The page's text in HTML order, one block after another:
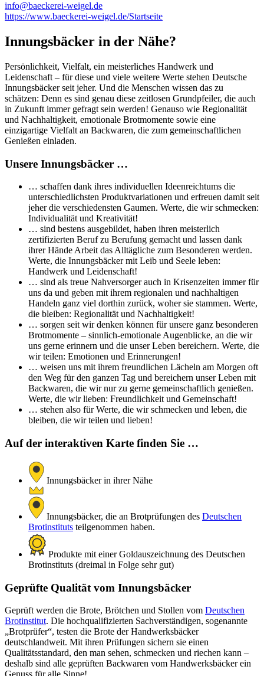
info@baeckerei-weigel.de
https://www.baeckerei-weigel.de/Startseite
Innungsbäcker in der Nähe?
Persönlichkeit, Vielfalt, ein meisterliches Handwerk und
Leidenschaft – für diese und viele weitere Werte stehen Deutsche
Innungsbäcker seit jeher. Und die Menschen wissen das zu
schätzen: Denn es sind genau diese zeitlosen Grundpfeiler, die auch
in Zukunft immer gefragt sein werden! Genauso wie Regionalität
und Nachhaltigkeit, emotionale Brotmomente sowie eine
einzigartige Vielfalt an Backwaren, die zum gemeinschaftlichen
Genießen einladen.
Unsere Innungsbäcker …
… schaffen dank ihres individuellen Ideenreichtums die
unterschiedlichsten Produktvariationen und erfreuen damit seit
jeher die verschiedensten Gaumen. Werte, die wir schmecken:
Individualität und Kreativität!
… sind bestens ausgebildet, haben ihren meisterlich
zertifizierten Beruf zu Berufung gemacht und lassen dank
ihrer Hände Arbeit das Alltägliche zum Besonderen werden.
Werte, die Innungsbäcker mit Leib und Seele leben:
Handwerk und Leidenschaft!
… sind als treue Nahversorger auch in Krisenzeiten immer für
uns da und geben mit ihrem regionalen und nachhaltigen
Handeln ganz viel dorthin zurück, woher sie stammen. Werte,
die bleiben: Regionalität und Nachhaltigkeit!
… sorgen seit wir denken können für unsere ganz besonderen
Brotmomente – sinnlich-emotionale Augenblicke, an die wir
uns gerne erinnern und die unser Leben bereichern. Werte, die
wir teilen: Emotionen und Erinnerungen!
… weisen uns mit ihrem freundlichen Lächeln am Morgen oft
den Weg für den ganzen Tag und bereichern unser Leben mit
Backwaren, die wir nur zu gerne gemeinschaftlich genießen.
Werte, die wir lieben: Freundlichkeit und Gemeinschaft!
… stehen also für Werte, die wir schmecken und leben, die
bleiben, die wir teilen und lieben!
Auf der interaktiven Karte finden Sie …
Innungsbäcker in ihrer Nähe
Innungsbäcker, die an Brotprüfungen des Deutschen
Brotinstituts teilgenommen haben.
Produkte mit einer Goldauszeichnung des Deutschen
Brotinstituts (dreimal in Folge sehr gut)
Geprüfte Qualität vom Innungsbäcker
Geprüft werden die Brote, Brötchen und Stollen vom Deutschen
Brotinstitut. Die hochqualifizierten Sachverständigen, sogenannte
„Brotprüfer“, testen die Brote der Handwerksbäcker
deutschlandweit. Mit ihren Prüfungen sichern sie einen
Qualitätsstandard, den man sehen, schmecken und riechen kann –
deshalb sind alle geprüften Backwaren vom Handwerksbäcker ein